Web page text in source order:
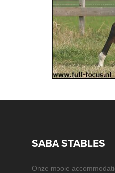
SABA STABLES
Onze mooie